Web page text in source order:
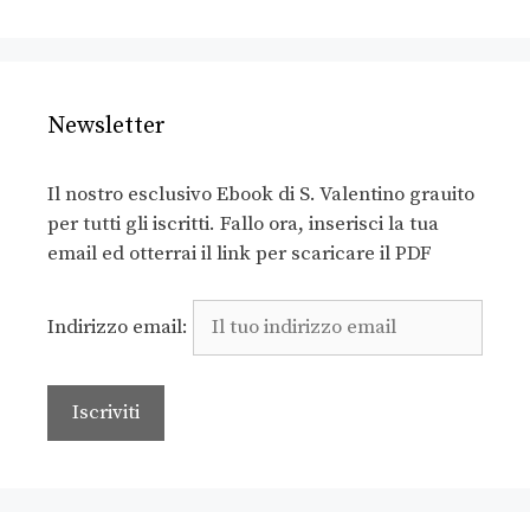
Newsletter
Il nostro esclusivo Ebook di S. Valentino grauito
per tutti gli iscritti. Fallo ora, inserisci la tua
email ed otterrai il link per scaricare il PDF
Indirizzo email: